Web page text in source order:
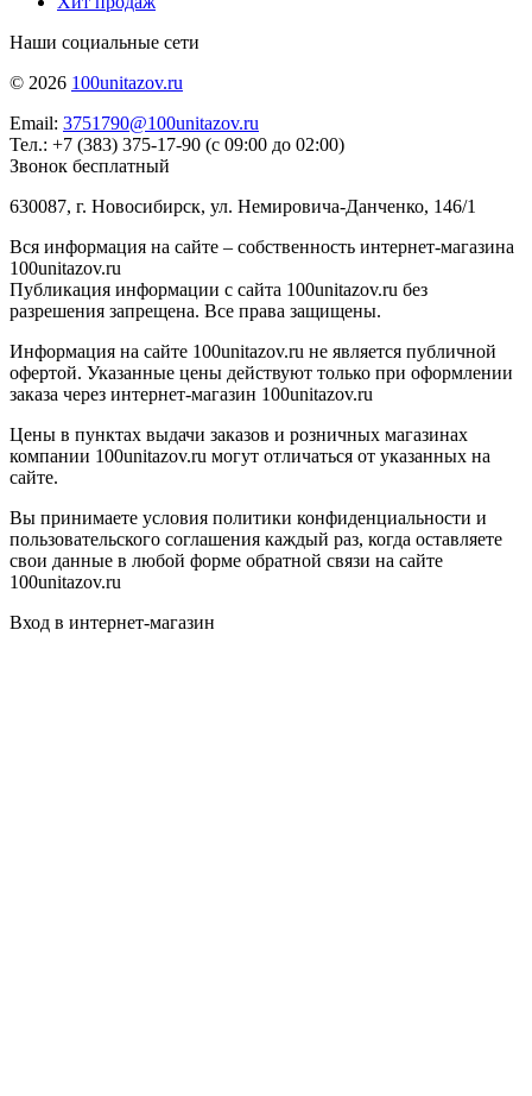
Наши социальные сети
© 2026 100unitazov.ru
Email: 3751790@100unitazov.ru
Тел.: +7 (383) 375-17-90 (с 09:00 до 02:00)
Звонок бесплатный
630087, г. Новосибирск, ул. Немировича-Данченко, 146/1
Вся информация на сайте – собственность интернет-магазина
100unitazov.ru
Публикация информации с сайта 100unitazov.ru без
разрешения запрещена. Все права защищены.
Информация на сайте 100unitazov.ru не является публичной
офертой. Указанные цены действуют только при оформлении
заказа через интернет-магазин 100unitazov.ru
Цены в пунктах выдачи заказов и розничных магазинах
компании 100unitazov.ru могут отличаться от указанных на
сайте.
Вы принимаете условия политики конфиденциальности и
пользовательского соглашения каждый раз, когда оставляете
свои данные в любой форме обратной связи на сайте
100unitazov.ru
Вход в интернет-магазин